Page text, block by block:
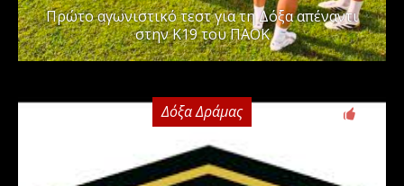
Πρώτο αγωνιστικό τεστ για τη Δόξα απέναντι
στην Κ19 του ΠΑΟΚ
Δόξα Δράμας